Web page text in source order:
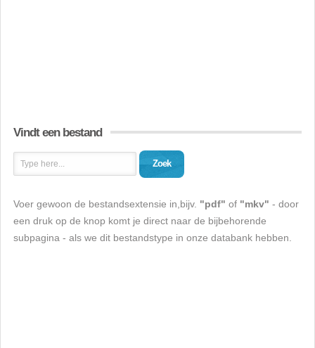
Vindt een bestand
Zoek
Voer gewoon de bestandsextensie in,bijv. "pdf" of "mkv" - door
een druk op de knop komt je direct naar de bijbehorende
subpagina - als we dit bestandstype in onze databank hebben.